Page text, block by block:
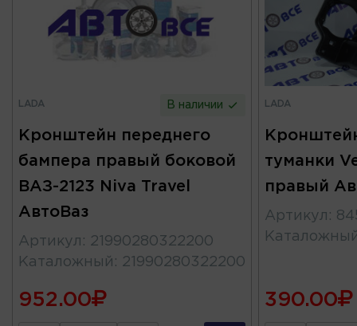
LADA В наличии
Кронштейн переднего
бампера правый боковой
ВАЗ-2123 Niva Travel
АвтоВаз
Артикул : 21990280322200
Каталожный : 21990280322200
952.00
LADA
туманки
правый
Артикул :
390.00